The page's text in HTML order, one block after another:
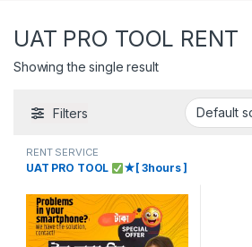
UAT PRO TOOL RENT
Showing the single result
Filters
RENT SERVICE
UAT PRO TOOL ★[ 3hours ]